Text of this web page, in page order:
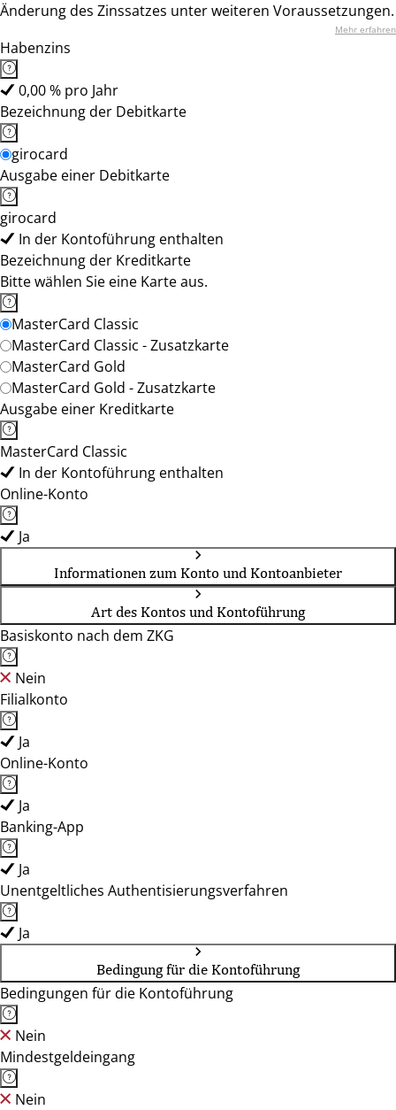
Änderung des Zinssatzes unter weiteren Voraussetzungen.
Mehr erfahren
Habenzins
0,00 % pro Jahr
Bezeichnung der Debitkarte
girocard
Ausgabe einer Debitkarte
girocard
In der Kontoführung enthalten
Bezeichnung der Kreditkarte
Bitte wählen Sie eine Karte aus.
MasterCard Classic
MasterCard Classic - Zusatzkarte
MasterCard Gold
MasterCard Gold - Zusatzkarte
Ausgabe einer Kreditkarte
MasterCard Classic
In der Kontoführung enthalten
Online-Konto
Ja
Informationen zum Konto und Kontoanbieter
Art des Kontos und Kontoführung
Basiskonto nach dem ZKG
Nein
Filialkonto
Ja
Online-Konto
Ja
Banking-App
Ja
Unentgeltliches Authentisierungsverfahren
Ja
Bedingung für die Kontoführung
Bedingungen für die Kontoführung
Nein
Mindestgeldeingang
Nein